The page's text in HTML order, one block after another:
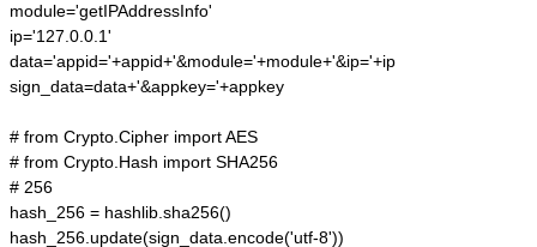
module='getIPAddressInfo'
ip='127.0.0.1'
data='appid='+appid+'&module='+module+'&ip='+ip
sign_data=data+'&appkey='+appkey
# from Crypto.Cipher import AES
# from Crypto.Hash import SHA256
# 256
hash_256 = hashlib.sha256()
hash_256.update(sign_data.encode('utf-8'))